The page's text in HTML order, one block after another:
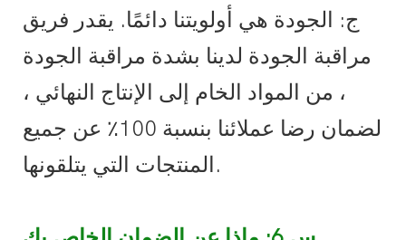
ج: الجودة هي أولويتنا دائمًا. يقدر فريق
مراقبة الجودة لدينا بشدة مراقبة الجودة
، من المواد الخام إلى الإنتاج النهائي ،
لضمان رضا عملائنا بنسبة 100٪ عن جميع
المنتجات التي يتلقونها.